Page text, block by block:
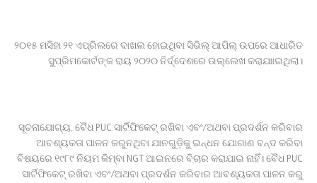
୨୦୧୫ ମସିହା ୨୧ ଏପ୍ରିଲରେ ଦାଖଲ ହୋଇଥିବା ସିଭିଲ୍ ଆପିଲ୍ ଉପରେ ଆଧାରିତ
ସୁପ୍ରିମକୋର୍ଟଙ୍କ ରାୟ ୨୦୨୦ ନିର୍ଦ୍ଦେଶରେ ଉଲ୍ଲେଖ କରାଯାାଇଥିଲା।
ସୂଚନାଯୋଗ୍ୟ, ବୈଧ PUC ସାର୍ଟିଫିକେଟ୍ ରଖିବା ଏବଂ/ଅଥବା ପ୍ରଦର୍ଶନ କରିବାର
ଆବଶ୍ୟକତା ପାଳନ କରୁନଥିବା ଯାନଗୁଡ଼ିକୁ ଇନ୍ଧନ ଯୋଗାଣ ବନ୍ଦ କରିବା
ବିଷୟରେ ୧୯୮୯ ନିୟମ କିମ୍ବା NGT ଆଇନରେ ବିଚାର କରାଯାଇ ନାହିଁ। ବୈଧ PUC
ସାର୍ଟିଫିକେଟ୍ ରଖିବା ଏବଂ/ଅଥବା ପ୍ରଦର୍ଶନ କରିବାର ଆବଶ୍ୟକତା ପାଳନ କରୁ